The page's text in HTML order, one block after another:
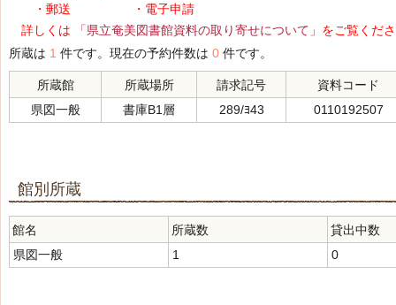
・郵送 ・電子申請
詳しくは
「県立奄美図書館資料の取り寄せについて」 をご覧くだ
所蔵は 1 件です。現在の予約件数は 0 件です。
所蔵館 所蔵場所 請求記号
資料コード
県図一般
書庫B1層 289/ﾖ43 0110192507
館別所蔵
館名 所蔵数
貸出中数
県図一般
1 0